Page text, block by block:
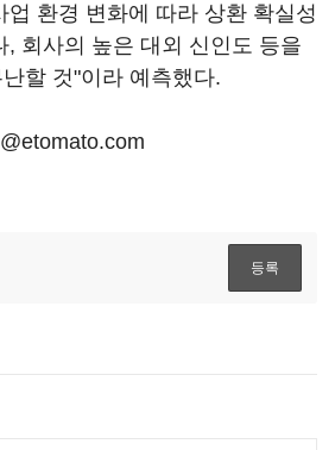
업 환경 변화에 따라 상환 확실성
, 회사의 높은 대외 신인도 등을
할 것"이라 예측했다.